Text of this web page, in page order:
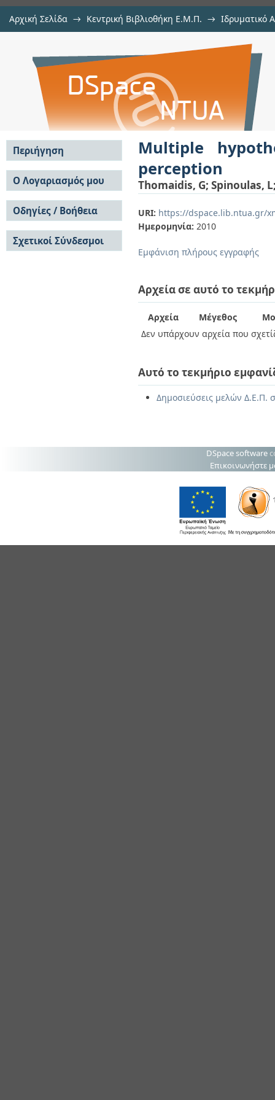
Αρχική Σελίδα → Κεντρική Βιβλιοθήκη Ε.Μ.Π. → Ιδρυματικό
Multiple hypothesis tracking for
Multiple
perception
Thomaidis, G; Spinoulas, L
URI: https://dspace.lib.ntua.gr/
Ημερομηνία: 2010
Εμφάνιση πλήρους εγγραφής
Αρχεία σε αυτό το
Αρχεία Μέγεθος
Δεν υπάρχουν αρχεία που
Αυτό το τεκμήριο
Δημοσιεύσεις μελών Δ.Ε.Π.
Περιήγηση
Σε όλο το DSpace
Κοινότητες & Συλλογές
Ανά Ημερομηνία
Έκδοσης
Συγγραφείς
Τίτλοι
Θέματα
Ο Λογαριασμός μου
Σύνδεση
Εγγραφή
Οδηγίες / Βοήθεια
Οδηγίες Υποβολής
Οδηγίες Χρήσης ΙΑ
Συχνές Ερωτήσεις
Σχετικοί Σύνδεσμοι
DSpace software
Επικοινωνήστε